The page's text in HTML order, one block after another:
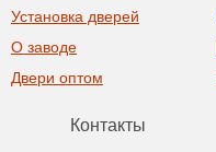
Установка дверей
О заводе
Двери оптом
Контакты